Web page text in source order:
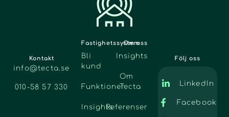
Kontakt
info@tecta.se
010-58 57 330
Fastighetssystem
Bli
kund
Funktioner
Insights
Om oss
Insights
Om
Tecta
Referenser
Följ oss
LinkedIn
Facebook